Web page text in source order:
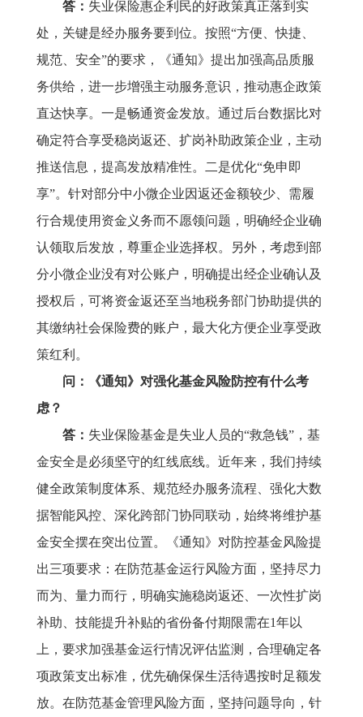
答： 失业保险惠企利民的好政策真正落到实
处，关键是经办服务要到位。按照“方便、快捷、
规范、安全”的要求，《通知》提出加强高品质服
务供给，进一步增强主动服务意识，推动惠企政策
直达快享。一是畅通资金发放。通过后台数据比对
确定符合享受稳岗返还、扩岗补助政策企业，主动
推送信息，提高发放精准性。二是优化“免申即
享”。针对部分中小微企业因返还金额较少、需履
行合规使用资金义务而不愿领问题，明确经企业确
认领取后发放，尊重企业选择权。另外，考虑到部
分小微企业没有对公账户，明确提出经企业确认及
授权后，可将资金返还至当地税务部门协助提供的
其缴纳社会保险费的账户，最大化方便企业享受政
策红利。
问：《通知》对强化基金风险防控有什么考
虑？
答： 失业保险基金是失业人员的“救急钱”，基
金安全是必须坚守的红线底线。近年来，我们持续
健全政策制度体系、规范经办服务流程、强化大数
据智能风控、深化跨部门协同联动，始终将维护基
金安全摆在突出位置。《通知》对防控基金风险提
出三项要求：在防范基金运行风险方面，坚持尽力
而为、量力而行，明确实施稳岗返还、一次性扩岗
补助、技能提升补贴的省份备付期限需在1年以
上，要求加强基金运行情况评估监测，合理确定各
项政策支出标准，优先确保保生活待遇按时足额发
放。在防范基金管理风险方面，坚持问题导向，针